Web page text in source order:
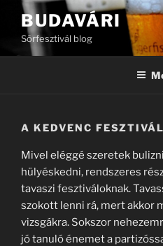
Tartalomhoz
BUDAVÁRI
Sörfesztivál blog
A KEDVENC
Mivel eléggé szeretek
hülyéskedni, rendszeres
tavaszi fesztiváloknak.
szokott lenni rá, mert akkor
vizsgákra. Sokszor
jó tanuló énemet a